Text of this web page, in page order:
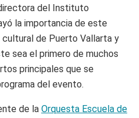
del Instituto
la importancia de este
de Puerto Vallarta y
sea el primero de muchos
principales que se
del evento.
de la Orquesta Escuela de